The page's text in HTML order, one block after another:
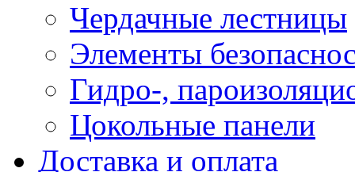
Чердачные лестницы
Элементы
Гидро-,
Цокольные панели
Доставка и оплата